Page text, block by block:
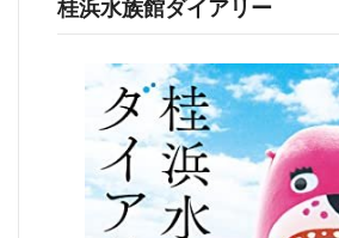
桂浜水族館ダイアリー